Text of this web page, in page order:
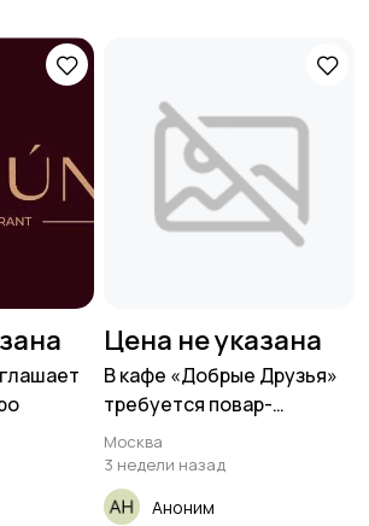
Цена не указана
В кафе «Добрые Друзья»
требуется повар-
универсал.
Москва
3 недели назад
Аноним